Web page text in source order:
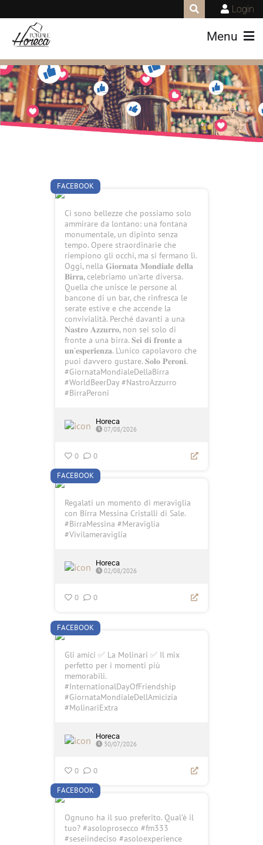
Login
Menu
FACEBOOK
Ci sono bellezze che possiamo solo
ammirare da lontano: una fontana
monumentale, un dipinto senza
tempo. Opere straordinarie che
riempiono gli occhi, ma si fermano lì.
Oggi, nella 𝐆𝐢𝐨𝐫𝐧𝐚𝐭𝐚 𝐌𝐨𝐧𝐝𝐢𝐚𝐥𝐞 𝐝𝐞𝐥𝐥𝐚
𝐁𝐢𝐫𝐫𝐚, celebriamo un'arte diversa.
Quella che unisce le persone al
bancone di un bar, che rinfresca le
serate estive e che accende la
convivialità. Perché davanti a una
𝐍𝐚𝐬𝐭𝐫𝐨 𝐀𝐳𝐳𝐮𝐫𝐫𝐨, non sei solo di
fronte a una birra. 𝐒𝐞𝐢 𝐝𝐢 𝐟𝐫𝐨𝐧𝐭𝐞 𝐚
𝐮𝐧'𝐞𝐬𝐩𝐞𝐫𝐢𝐞𝐧𝐳𝐚. L'unico capolavoro che
puoi davvero gustare. 𝐒𝐨𝐥𝐨 𝐏𝐞𝐫𝐨𝐧𝐢.
#GiornataMondialeDellaBirra
#WorldBeerDay #NastroAzzurro
#BirraPeroni
Horeca
07/08/2026
0
0
FACEBOOK
Regalati un momento di meraviglia
con Birra Messina Cristalli di Sale.
#BirraMessina #Meraviglia
#Vivilameraviglia
Horeca
02/08/2026
0 0
FACEBOOK
Gli amici ✅ La Molinari ✅ Il mix
perfetto per i momenti più
memorabili.
#InternationalDayOfFriendship
#GiornataMondialeDellAmicizia
#MolinariExtra
Horeca
30/07/2026
0
0
FACEBOOK
Ognuno ha il suo preferito. Qual’è il
tuo? #asoloprosecco #fm333
#seseiindeciso #asoloexperience